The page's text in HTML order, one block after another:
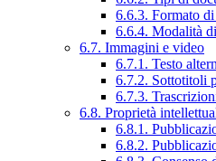
6.6.3. Formato
6.6.4. Modalità
6.7. Immagini e video
6.7.1. Testo
6.7.2. Sottotitoli
6.7.3.
6.8. Proprietà
6.8.1.
6.8.2.